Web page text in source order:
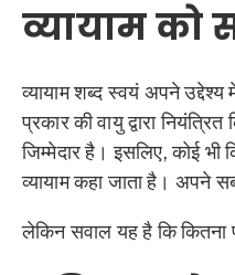
व्यायाम को
व्यायाम शब्द स्वयं अपने
प्रकार की वायु द्वारा
जिम्मेदार है। इसलिए, कोई भी
व्यायाम कहा जाता है। अपने
लेकिन सवाल यह है कि